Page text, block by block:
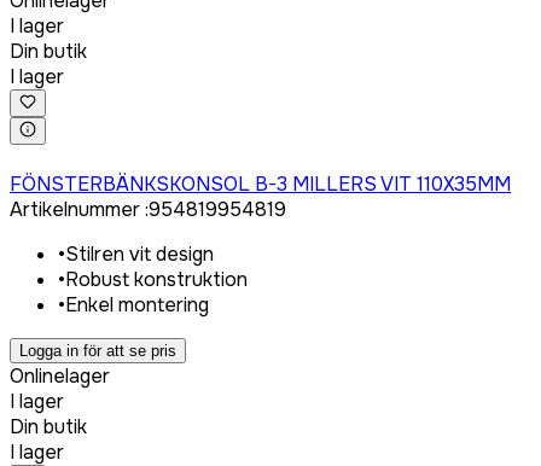
I lager
Din butik
I lager
FÖNSTERBÄNKSKONSOL B-3 MILLERS VIT 110X35MM
Artikelnummer:954819954819
•Stilren vit design
•Robust konstruktion
•Enkel montering
Logga in för att se pris
Onlinelager
I lager
Din butik
I lager